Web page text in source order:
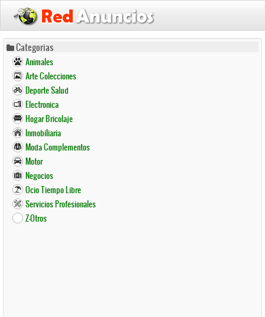
Pasar
contenido
principal
Categorias
Animales
Arte Colecciones
Deporte Salud
Electronica
Hogar Bricolaje
Inmobiliaria
Moda Complementos
Motor
Negocios
Ocio Tiempo Libre
Servicios Profesionales
Z-Otros